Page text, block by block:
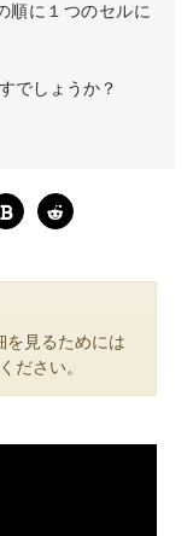
順に１つのセルに
でしょうか？
を見るためには
ださい。